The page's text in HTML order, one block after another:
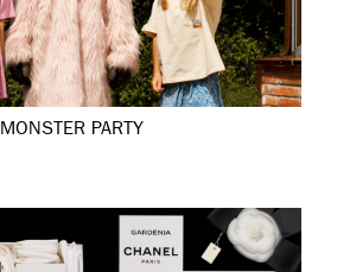
MONSTER PARTY